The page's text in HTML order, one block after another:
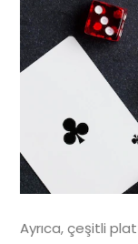
Ayrıca, çeşitli